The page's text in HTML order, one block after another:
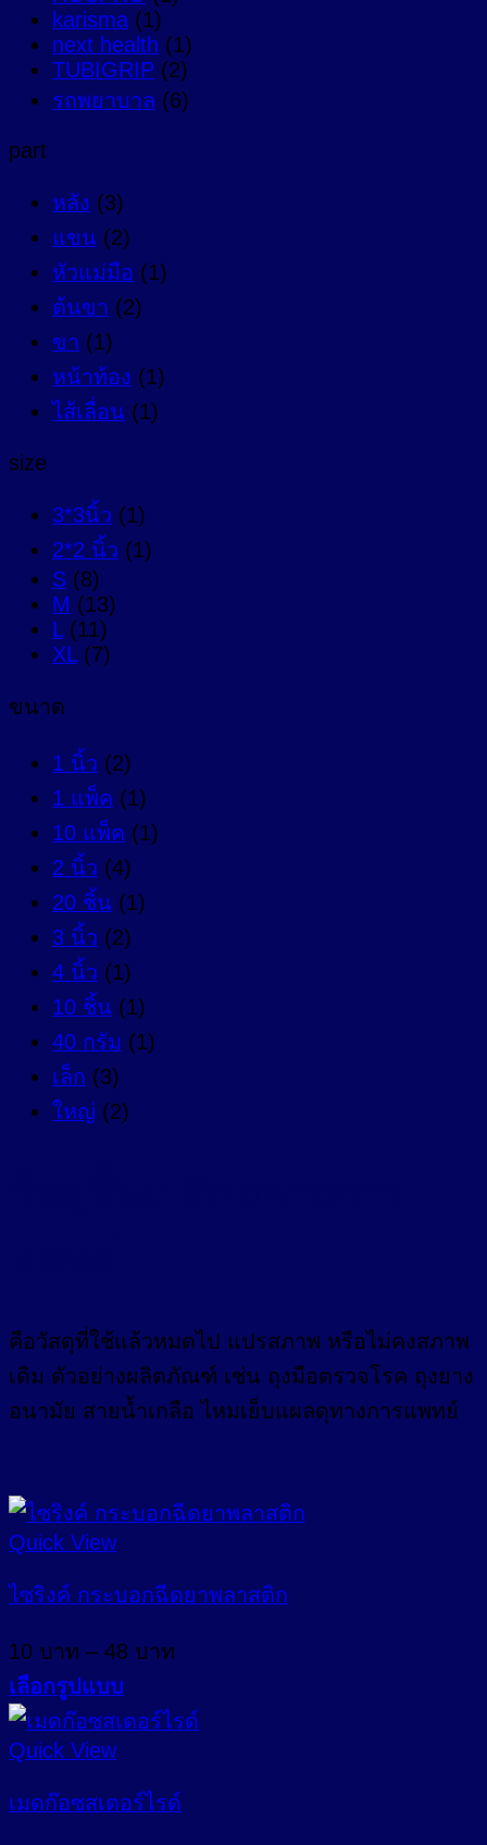
karisma (1)
next health (1)
TUBIGRIP (2)
รถพยาบาล (6)
part
หลัง (3)
แขน (2)
หัวแม่มือ (1)
ต้นขา (2)
ขา (1)
หน้าท้อง (1)
ไส้เลื่อน (1)
size
3*3นิ้ว (1)
2*2 นิ้ว (1)
S (8)
M (13)
L (11)
XL (7)
ขนาด
1 นิ้ว (2)
1 แพ็ค (1)
10 แพ็ค (1)
2 นิ้ว (4)
20 ชิ้น (1)
3 นิ้ว (2)
4 นิ้ว (1)
10 ชิ้น (1)
40 กรัม (1)
เล็ก (3)
ใหญ่ (2)
คือวัสดุที่ใช้แล้วหมดไป แปรสภาพ หรือไม่คงสภาพ
เดิม ตัวอย่างผลิตภัณฑ์ เช่น ถุงมือตรวจโรค ถุงยาง
อนามัย สายน้ำเกลือ ไหมเย็บแผลดุทางการแพทย์
Quick View
ไซริงค์ กระบอกฉีดยาพลาสติก
10 บาท – 48 บาท
through
เลือกรูปแบบ
This
product
has
multiple
variants.
Quick View
เมดก๊อซสเตอร์ไรด์